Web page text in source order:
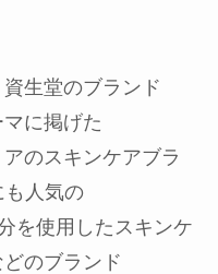
生堂のブランド
に掲げた
のスキンケアブラ
も人気の
を使用したスキンケ
のブランド